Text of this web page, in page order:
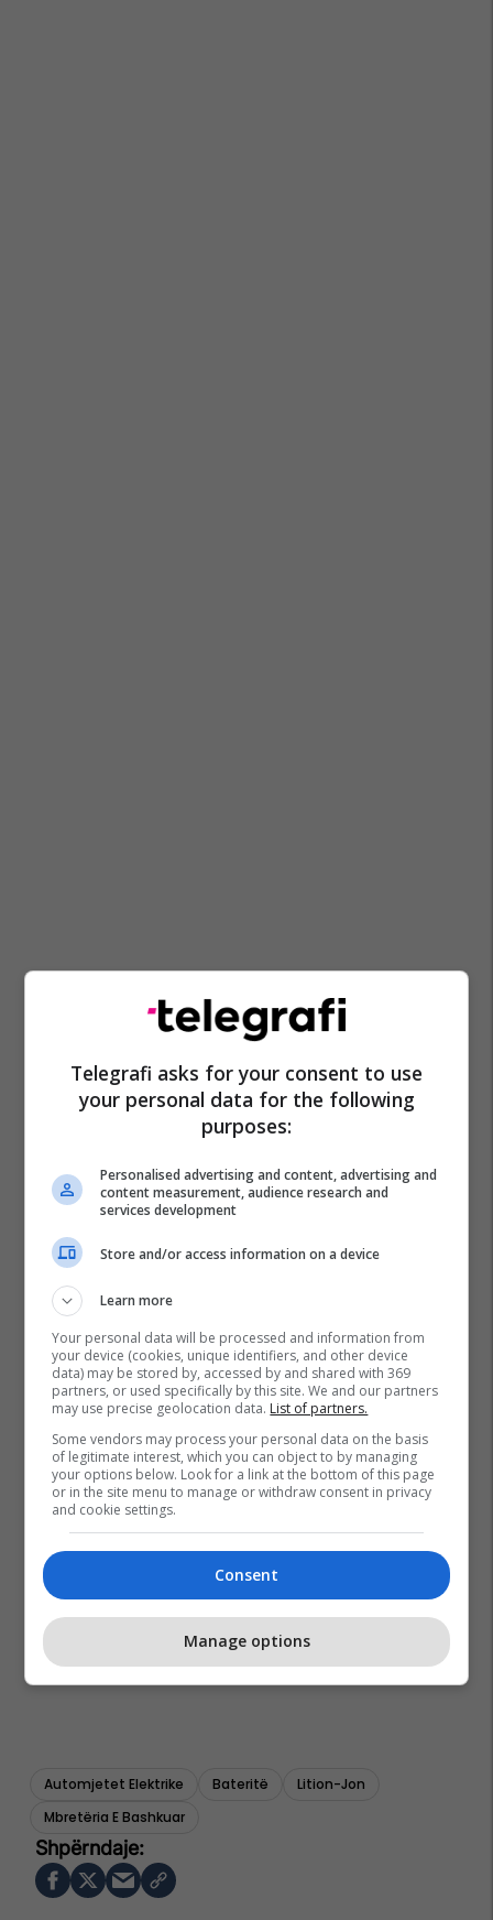
Automjetet Elektrike Bateritë
Lition-Jon
Mbretëria E Bashkuar
Telegrafi asks for your consent to use
your personal data for the following
purposes:
Personalised advertising and content, advertising and
content measurement, audience research and
services development
Store and/or access information on a device
Learn more
Your personal data will be processed and information from
your device (cookies, unique identifiers, and other device
data) may be stored by, accessed by and shared with 369
partners, or used specifically by this site. We and our partners
may use precise geolocation data. List of partners.
Some vendors may process your personal data on the basis
of legitimate interest, which you can object to by managing
your options below. Look for a link at the bottom of this page
or in the site menu to manage or withdraw consent in privacy
and cookie settings.
Consent
Manage options